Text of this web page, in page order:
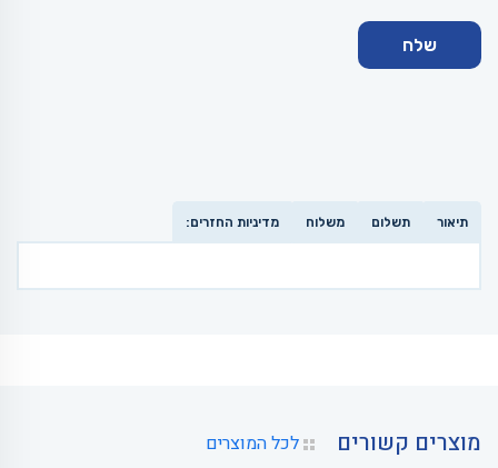
תיאור תשלום משלוח מדיניות החזרים:
מוצרים קשורים לכל המוצרים